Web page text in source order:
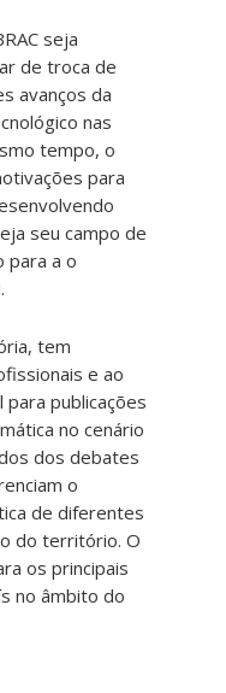
seja
de troca de
avanços da
nas
tempo, o
para
seu campo de
para a o
tem
e ao
publicações
no cenário
dos debates
o
de diferentes
do território. O
os principais
no âmbito do